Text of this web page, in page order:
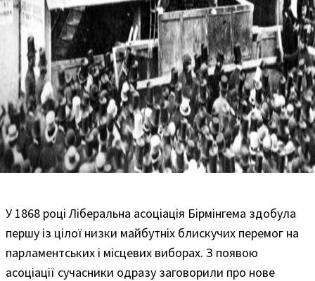
У 1868 році Ліберальна асоціація Бірмінгема здобула
першу із цілої низки майбутніх блискучих перемог на
парламентських і місцевих виборах. З появою
асоціації сучасники одразу заговорили про нове